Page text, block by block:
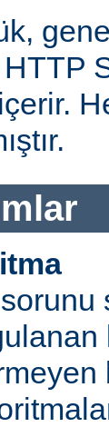
içerir.